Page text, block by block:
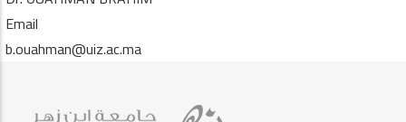
Email
b.ouahman@uiz.ac.ma